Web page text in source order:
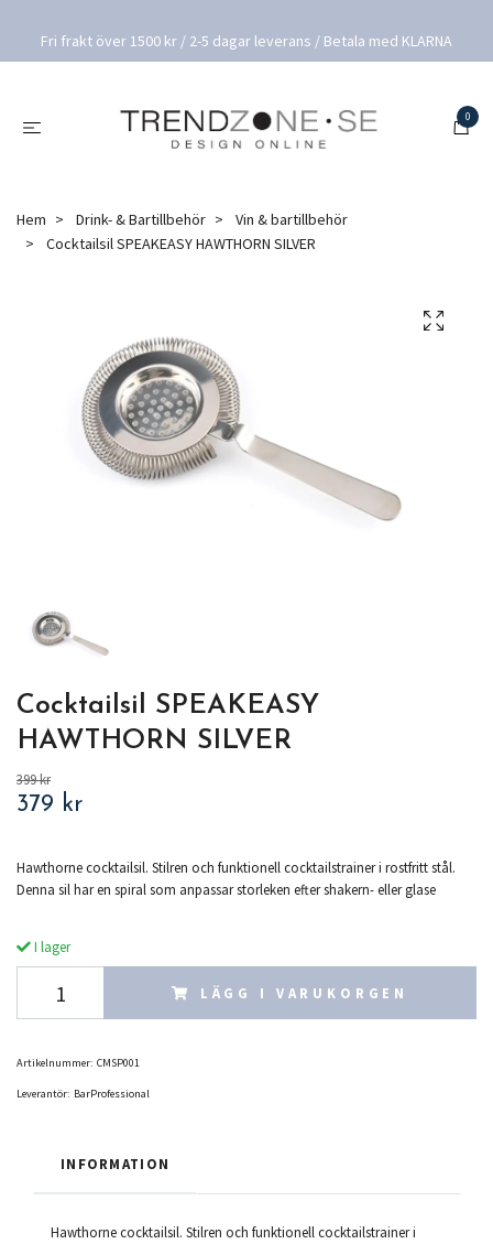
Fri frakt över 1500 kr / 2-5 dagar leverans / Betala med KLARNA
0
Hem Drink- & Bartillbehör
Vin & bartillbehör
Cocktailsil SPEAKEASY HAWTHORN SILVER
Cocktailsil SPEAKEASY
HAWTHORN SILVER
399 kr
379 kr
Hawthorne cocktailsil. Stilren och funktionell cocktailstrainer i rostfritt stål.
Denna sil har en spiral som anpassar storleken efter shakern- eller glase
I lager
LÄGG I VARUKORGEN
Artikelnummer: CMSP001
Leverantör: BarProfessional
INFORMATION
Hawthorne cocktailsil. Stilren och funktionell cocktailstrainer i